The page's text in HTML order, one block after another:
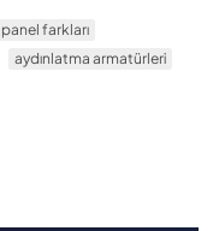
farkları
aydınlatma armatürleri